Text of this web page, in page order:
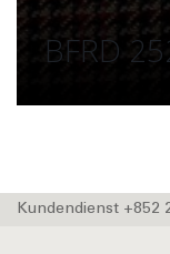
BFRD
Kundendienst +852